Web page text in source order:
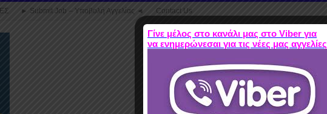
► Submit Job – Υποβολή Αγγελίας ◄ Contact Us
Γίνε μέλος στο κανάλι μας στο Viber για
να ενημερώνεσαι για τις νέες μας αγγελίες